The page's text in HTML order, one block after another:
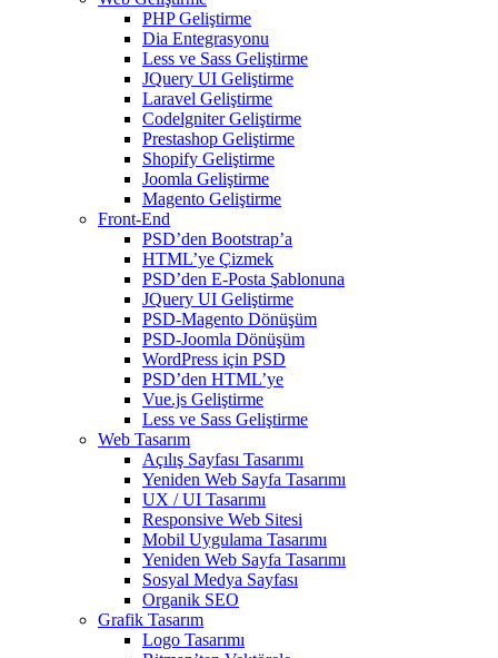
PHP Geliştirme
Dia Entegrasyonu
Less ve Sass Geliştirme
JQuery UI Geliştirme
Laravel Geliştirme
Codelgniter Geliştirme
Prestashop Geliştirme
Shopify Geliştirme
Joomla Geliştirme
Magento Geliştirme
Front-End
PSD’den Bootstrap’a
HTML’ye Çizmek
PSD’den E-Posta Şablonuna
JQuery UI Geliştirme
PSD-Magento Dönüşüm
PSD-Joomla Dönüşüm
WordPress için PSD
PSD’den HTML’ye
Vue.js Geliştirme
Less ve Sass Geliştirme
Web Tasarım
Açılış Sayfası Tasarımı
Yeniden Web Sayfa Tasarımı
UX / UI Tasarımı
Responsive Web Sitesi
Mobil Uygulama Tasarımı
Yeniden Web Sayfa Tasarımı
Sosyal Medya Sayfası
Organik SEO
Grafik Tasarım
Logo Tasarımı